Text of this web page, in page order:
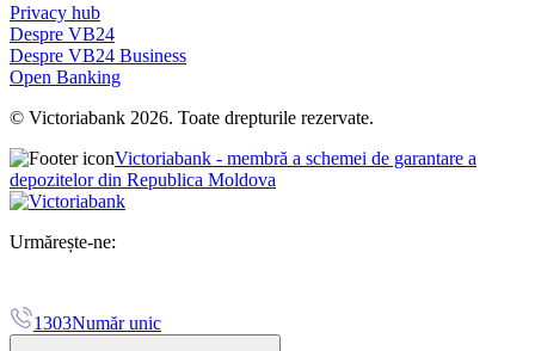
Privacy hub
Despre VB24
Despre VB24 Business
Open Banking
© Victoriabank 2026. Toate drepturile rezervate.
Victoriabank - membră a schemei de garantare a
depozitelor din Republica Moldova
Urmărește-ne:
1303Număr unic